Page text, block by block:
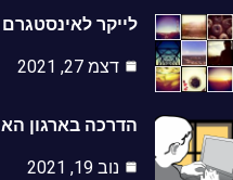
לייקר לאינסטגרם
דצמ 27, 2021
הדרכה בארגון
נוב 19, 2021